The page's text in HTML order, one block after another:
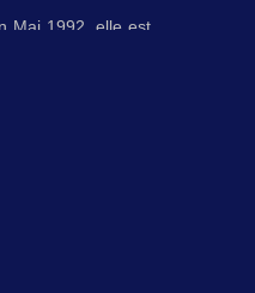
Mai 1992, elle est
une superbe "